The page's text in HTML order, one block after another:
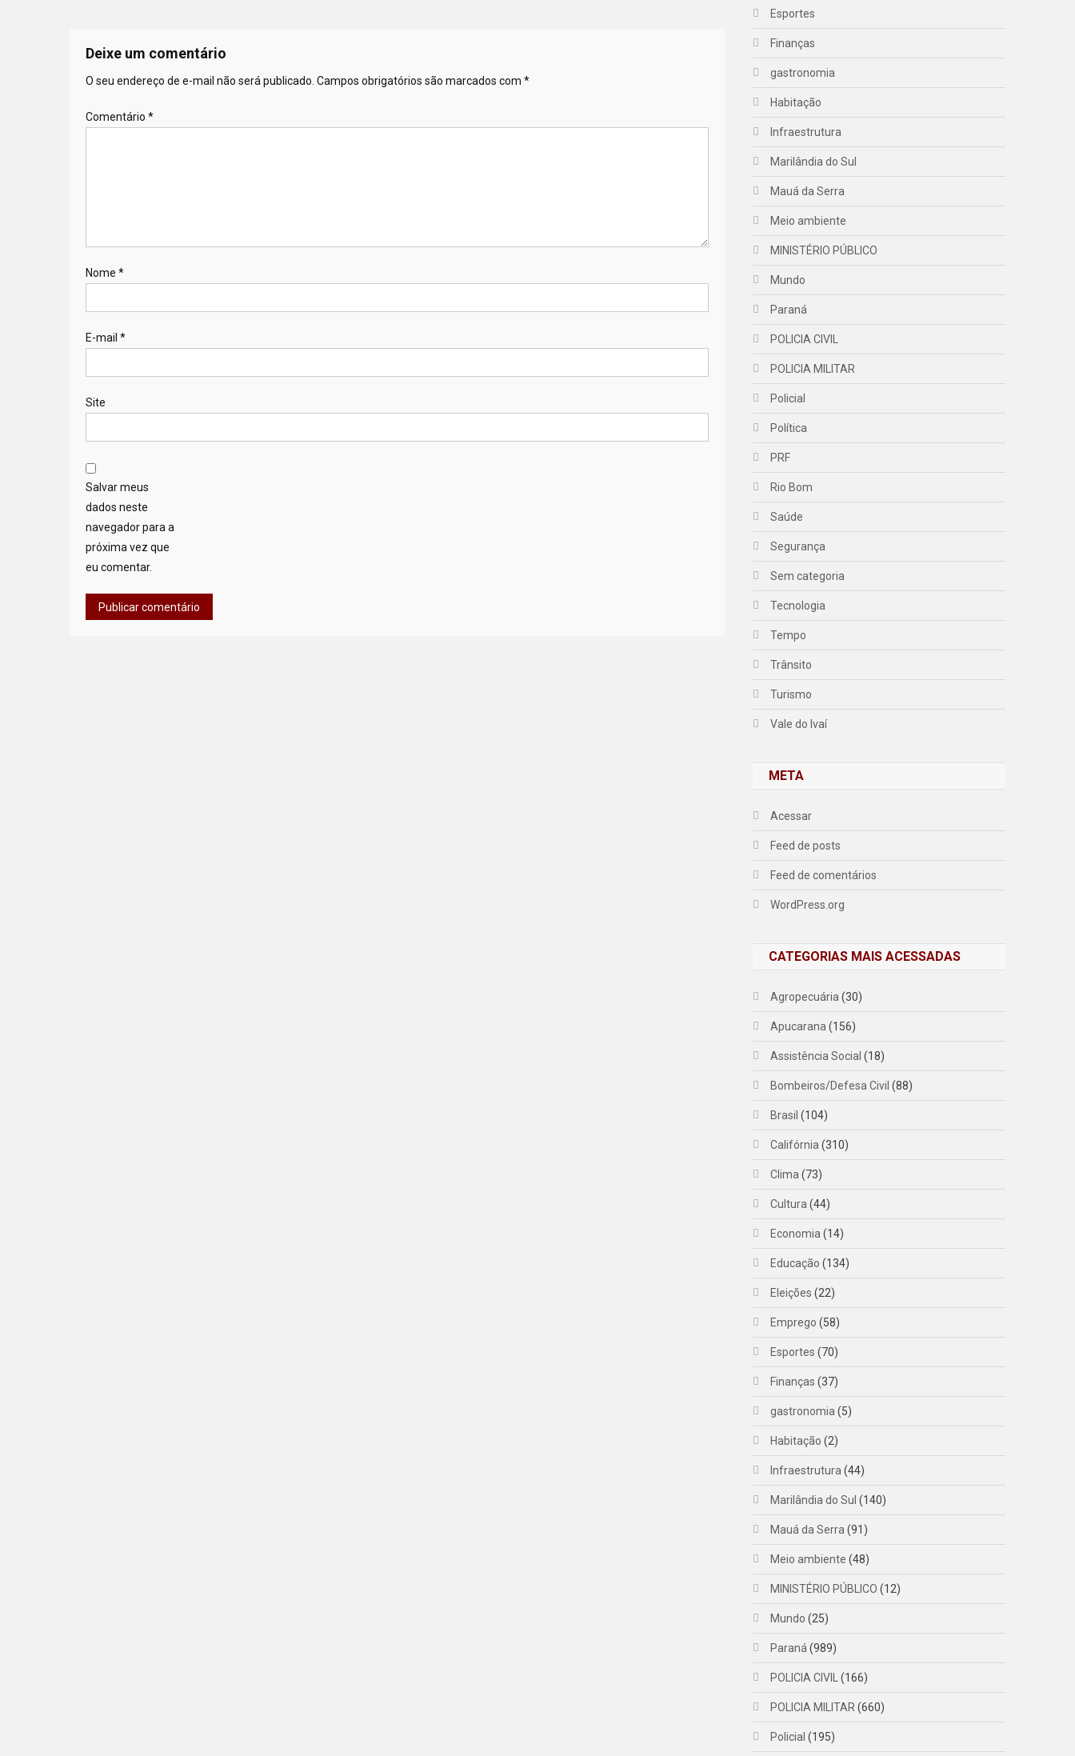
Deixe um comentário
O seu endereço de e-mail não será publicado. Campos obrigatórios são marcados com *
Comentário *
Nome *
E-mail *
Site
Salvar meus
dados neste
navegador para a
próxima vez que
eu comentar.
Esportes
Finanças
gastronomia
Habitação
Infraestrutura
Marilândia do Sul
Mauá da Serra
Meio ambiente
MINISTÉRIO PÚBLICO
Mundo
Paraná
POLICIA CIVIL
POLICIA MILITAR
Policial
Política
PRF
Rio Bom
Saúde
Segurança
Sem categoria
Tecnologia
Tempo
Trânsito
Turismo
Vale do Ivaí
META
Acessar
Feed de posts
Feed de comentários
WordPress.org
CATEGORIAS MAIS ACESSADAS
Agropecuária (30)
Apucarana (156)
Assistência Social (18)
Bombeiros/Defesa Civil (88)
Brasil (104)
Califórnia (310)
Clima (73)
Cultura (44)
Economia (14)
Educação (134)
Eleições (22)
Emprego (58)
Esportes (70)
Finanças (37)
gastronomia (5)
Habitação (2)
Infraestrutura (44)
Marilândia do Sul (140)
Mauá da Serra (91)
Meio ambiente (48)
MINISTÉRIO PÚBLICO (12)
Mundo (25)
Paraná (989)
POLICIA CIVIL (166)
POLICIA MILITAR (660)
Policial (195)